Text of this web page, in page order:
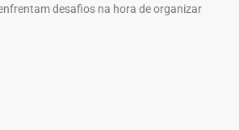
desafios na hora de organizar